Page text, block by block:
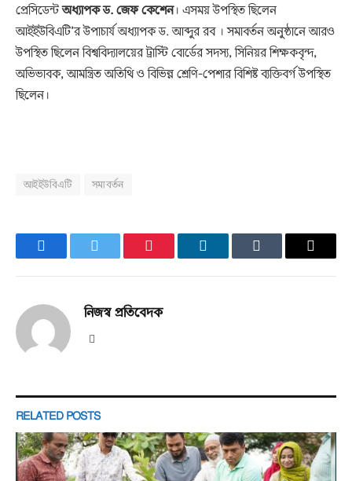
প্রেসিডেন্টঅধ্যাপকড.জেফকেশেন। এসময় উপস্থিত ছিলেন
আইইউবিএটি’র উপাচার্য অধ্যাপক ড. আব্দুর রব । সমাবর্তন অনুষ্ঠানে আরও
উপস্থিত ছিলেন বিশ্ববিদ্যালয়ের ট্রাস্টি বোর্ডের সদস্য, সিনিয়র শিক্ষকবৃন্দ,
অভিভাবক, আমন্ত্রিত অতিথি ও বিভিন্ন শ্রেণি-পেশার বিশিষ্ট ব্যক্তিবর্গ উপস্থিত
ছিলেন।
আইইউবিএটি সমাবর্তন
FacebookTwitter PinterestLinkedInTumblr Email
নিজস্ব প্রতিবেদক
RELATED POSTS